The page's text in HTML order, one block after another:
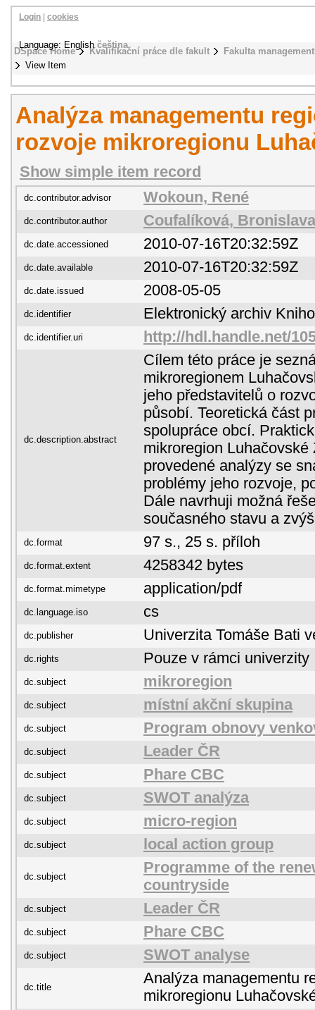
DSpace Home Kvalifikační práce dle fakult
Fakulta
View Item
Login cookies
Language: Englishčeština
Analýza managementu
rozvoje mikroregionu
Show simple item record
dc.contributor.advisor Wokoun, René
dc.contributor.author Coufalíková, Bronislava
dc.date.accessioned 2010-07-16T20:32:59Z
dc.date.available 2010-07-16T20:32:59Z
dc.date.issued 2008-05-05
dc.identifier Elektronický archiv
dc.identifier.uri http://hdl.handle.net/
dc.description.abstract
Cílem této práce je
mikroregionem
jeho představitelů o
působí. Teoretická část
spolupráce obcí.
mikroregion
provedené analýzy se
problémy jeho rozvoje,
Dále navrhuji možná
současného stavu a
dc.format 97 s., 25 s. příloh
dc.format.extent 4258342 bytes
dc.format.mimetype application/pdf
dc.language.iso cs
dc.publisher Univerzita Tomáše Bati
dc.rights Pouze v rámci univerzity
dc.subject mikroregion
dc.subject místní akční skupina
dc.subject Program obnovy
dc.subject Leader ČR
dc.subject Phare CBC
dc.subject SWOT analýza
dc.subject micro-region
dc.subject local action group
dc.subject
Programme of the
countryside
dc.subject Leader ČR
dc.subject Phare CBC
dc.subject SWOT analyse
dc.title
Analýza managementu
mikroregionu